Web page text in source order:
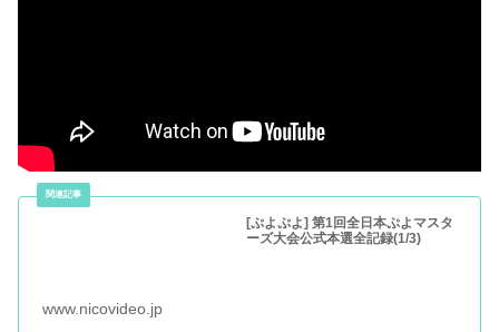
[ぷよぷよ] 第1回全日本ぷよマスタ
ーズ大会公式本選全記録(1/3)
www.nicovideo.jp